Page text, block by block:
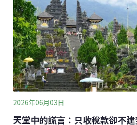
笑。對這些在焦土中重新生長的幼苗
計算後，塞克斯頓確信火燒對公園
常茂盛，火災會清理遮蔽光線的植
充養分，讓種子重新萌芽。都市林
高，塞克斯頓所建議的「焚燒」並
過縝密規劃的「控制性焚燒」（Co
2026年06月03日
天堂中的謊言：只收稅款卻不